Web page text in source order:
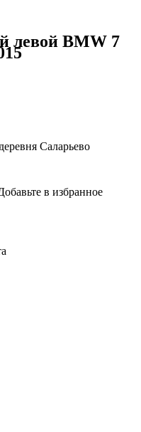
левой BMW 7
Саларьево
в избранное